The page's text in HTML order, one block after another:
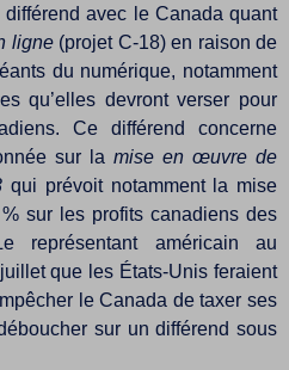
avec le Canada quant
ligne(projet C-18) en raison de
du numérique, notamment
qu’elles devront verser pour
Ce différend concerne
sur la mise en œuvre de
qui prévoit notamment la mise
sur les profits canadiens des
représentant américain au
que les États-Unis feraient
le Canada de taxer ses
sur un différend sous